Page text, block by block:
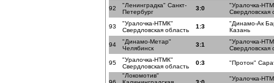
92
"Ленинградка" Санкт-
Петербург
3:0
"Уралочка-
Свердловская
93
"Уралочка-НТМК"
Свердловская область
1:3
"Динамо-Ак
Казань
94
"Динамо-Метар"
Челябинск
3:1
"Уралочка-
Свердловская
95
"Уралочка-НТМК"
Свердловская область
0:3 "Протон"
"Локомотив"
"Уралочка-